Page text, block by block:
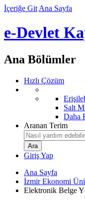
İçeriğe Git Ana Sayfa
e-Devlet
Ana Bölümler
Hızlı Çözüm
Salt
Daha
Aranan Terim
Giriş Yap
Ana Sayfa
İzmir Ekonomi
Elektronik Belge